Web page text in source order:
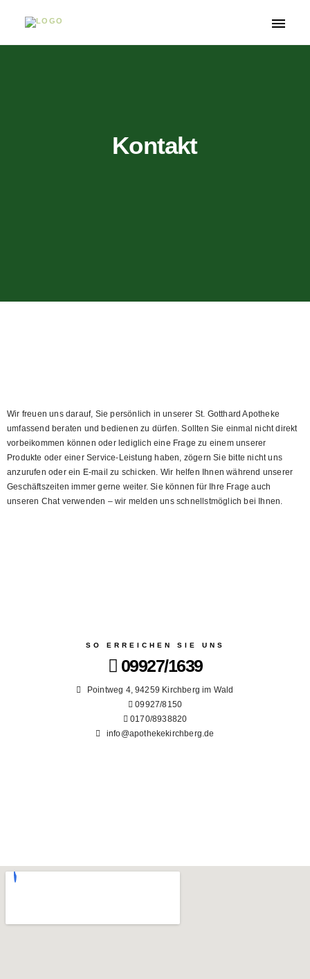
Toggle
Kontakt
Wir freuen uns darauf, Sie persönlich in unserer St. Gotthard Apotheke
umfassend beraten und bedienen zu dürfen. Sollten Sie einmal nicht direkt
vorbeikommen können oder lediglich eine Frage zu einem unserer
Produkte oder einer Service-Leistung haben, zögern Sie bitte nicht uns
anzurufen oder ein E-mail zu schicken. Wir helfen Ihnen während unserer
Geschäftszeiten immer gerne weiter. Sie können für Ihre Frage auch
unseren Chat verwenden – wir melden uns schnellstmöglich bei Ihnen.
SO ERREICHEN SIE UNS
09927/1639
Pointweg 4, 94259 Kirchberg im Wald
09927/8150
0170/8938820
info@apothekekirchberg.de